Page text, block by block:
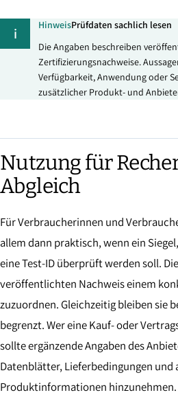
i HinweisPrüfdaten sachlich lesen
Die Angaben beschreiben
Zertifizierungsnachweise.
Verfügbarkeit, Anwendung oder
zusätzlicher Produkt- und
Nutzung für
Abgleich
Für Verbraucherinnen und
allem dann praktisch, wenn ein
eine Test-ID überprüft werden soll.
veröffentlichten Nachweis einem
zuzuordnen. Gleichzeitig bleiben sie
begrenzt. Wer eine Kauf- oder
sollte ergänzende Angaben des
Datenblätter, Lieferbedingungen und
Produktinformationen hinzunehmen.